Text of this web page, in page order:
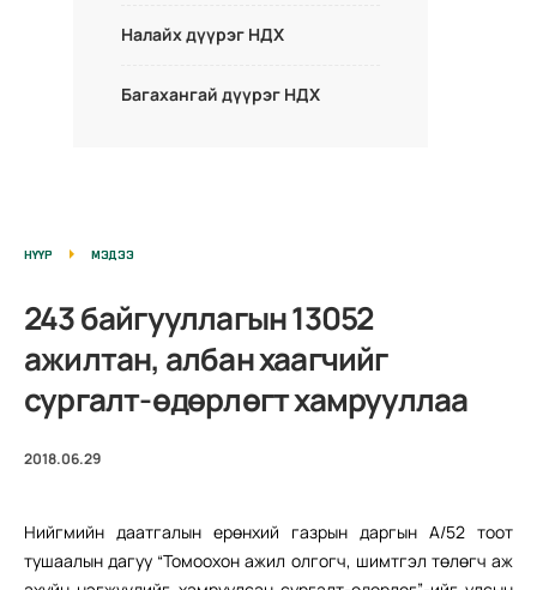
Налайх дүүрэг НДХ
Багахангай дүүрэг НДХ
НҮҮР МЭДЭЭ
243 байгууллагын 13052
ажилтан, албан хаагчийг
сургалт-өдөрлөгт хамрууллаа
2018.06.29
Нийгмийн даатгалын ерөнхий газрын даргын А/52 тоот
тушаалын дагуу “Томоохон ажил олгогч, шимтгэл төлөгч аж